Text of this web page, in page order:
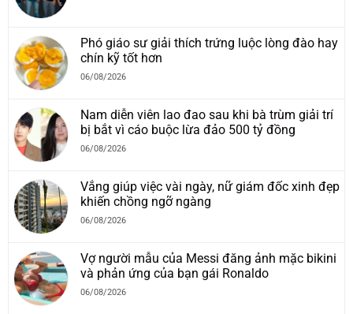
Phó giáo sư giải thích trứng luộc lòng đào hay
chín kỹ tốt hơn
06/08/2026
Nam diễn viên lao đao sau khi bà trùm giải trí
bị bắt vì cáo buộc lừa đảo 500 tỷ đồng
06/08/2026
Vắng giúp việc vài ngày, nữ giám đốc xinh đẹp
khiến chồng ngỡ ngàng
06/08/2026
Vợ người mẫu của Messi đăng ảnh mặc bikini
và phản ứng của bạn gái Ronaldo
06/08/2026